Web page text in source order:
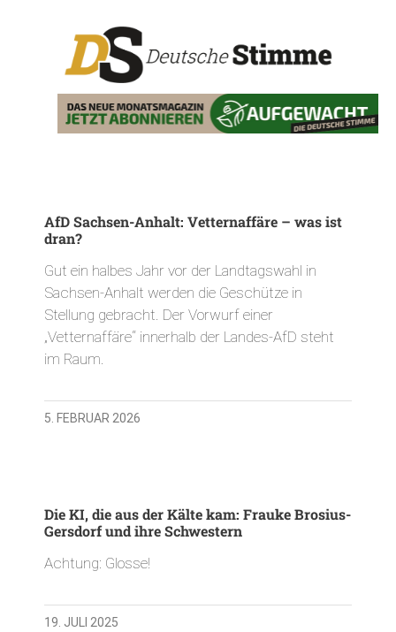
AfD Sachsen-Anhalt: Vetternaffäre – was ist
dran?
Gut ein halbes Jahr vor der Landtagswahl in
Sachsen-Anhalt werden die Geschütze in
Stellung gebracht. Der Vorwurf einer
„Vetternaffäre“ innerhalb der Landes-AfD steht
im Raum.
5. FEBRUAR 2026
Die KI, die aus der Kälte kam: Frauke Brosius-
Gersdorf und ihre Schwestern
Achtung: Glosse!
19. JULI 2025